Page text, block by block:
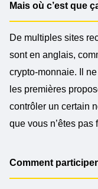
Mais où c’est que
De multiples sites
sont en anglais,
crypto-monnaie. Il
les premières
contrôler un certain
que vous n’êtes pas
Comment